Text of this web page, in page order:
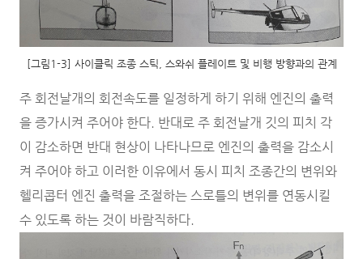
[그림1-3] 사이클릭 조종 스틱, 스와쉬 플레이트 및 비행 방향과의 관계
주 회전날개의 회전속도를 일정하게 하기 위해 엔진의 출력
을 증가시켜 주어야 한다. 반대로 주 회전날개 깃의 피치 각
이 감소하면 반대 현상이 나타나므로 엔진의 출력을 감소시
켜 주어야 하고 이러한 이유에서 동시 피치 조종간의 변위와
헬리콥터 엔진 출력을 조절하는 스로틀의 변위를 연동시킬
수 있도록 하는 것이 바람직하다.